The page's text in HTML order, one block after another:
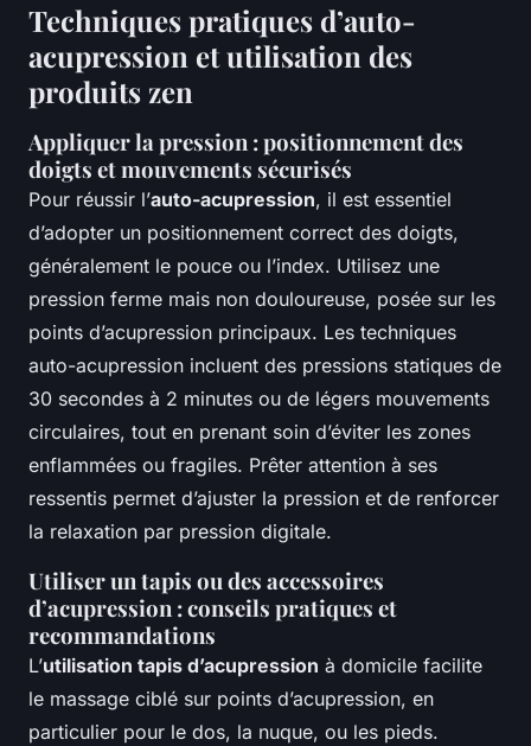
Techniques pratiques d’auto-
acupression et utilisation des
produits zen
Appliquer la pression : positionnement des
doigts et mouvements sécurisés
Pour réussir l’auto-acupression, il est essentiel
d’adopter un positionnement correct des doigts,
généralement le pouce ou l’index. Utilisez une
pression ferme mais non douloureuse, posée sur les
points d’acupression principaux. Les techniques
auto-acupression incluent des pressions statiques de
30 secondes à 2 minutes ou de légers mouvements
circulaires, tout en prenant soin d’éviter les zones
enflammées ou fragiles. Prêter attention à ses
ressentis permet d’ajuster la pression et de renforcer
la relaxation par pression digitale.
Utiliser un tapis ou des accessoires
d’acupression : conseils pratiques et
recommandations
L’utilisation tapis d’acupression à domicile facilite
le massage ciblé sur points d’acupression, en
particulier pour le dos, la nuque, ou les pieds.